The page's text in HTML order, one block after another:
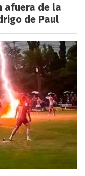
afuera de la
de Paul